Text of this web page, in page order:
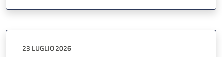
23 LUGLIO 2026